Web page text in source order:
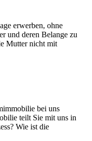
erwerben, ohne
und deren Belange zu
Mutter nicht mit
bei uns
teilt Sie mit uns in
Wie ist die